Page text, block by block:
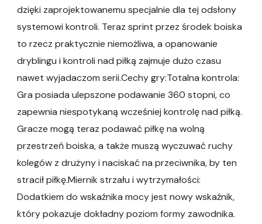
dzięki zaprojektowanemu specjalnie dla tej odsłony
systemowi kontroli. Teraz sprint przez środek boiska
to rzecz praktycznie niemożliwa, a opanowanie
dryblingu i kontroli nad piłką zajmuje dużo czasu
nawet wyjadaczom serii.Cechy gry:Totalna kontrola:
Gra posiada ulepszone podawanie 360 stopni, co
zapewnia niespotykaną wcześniej kontrolę nad piłką.
Gracze mogą teraz podawać piłkę na wolną
przestrzeń boiska, a także muszą wyczuwać ruchy
kolegów z drużyny i naciskać na przeciwnika, by ten
stracił piłkę.Miernik strzału i wytrzymałości:
Dodatkiem do wskaźnika mocy jest nowy wskaźnik,
który pokazuje dokładny poziom formy zawodnika.